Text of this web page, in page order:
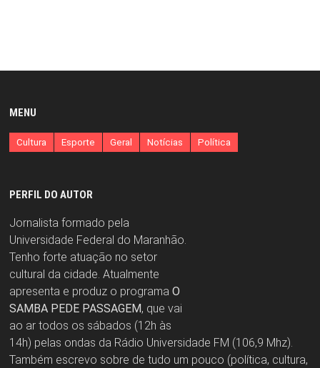
MENU
Cultura Esporte Geral Notícias Política
PERFIL DO AUTOR
Jornalista formado pela
Universidade Federal do Maranhão.
Tenho forte atuação no setor
cultural da cidade. Atualmente
apresenta e produz o programa O
SAMBA PEDE PASSAGEM, que vai
ao ar todos os sábados (12h às
14h) pelas ondas da Rádio Universidade FM (106,9 Mhz).
Também escrevo sobre de tudo um pouco (política, cultura,